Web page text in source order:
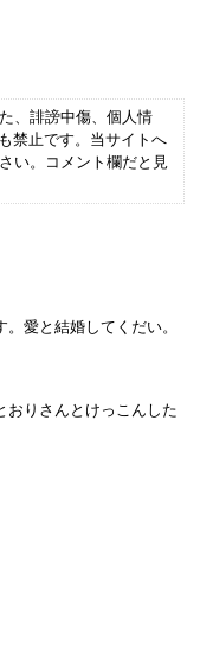
、誹謗中傷、個人情
禁止です。当サイトへ
い。コメント欄だと見
愛と結婚してくだい。
おりさんとけっこんした